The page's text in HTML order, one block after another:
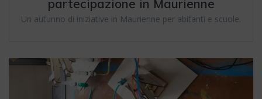
partecipazione in Maurienne
Un autunno di iniziative in Maurienne per abitanti e scuole.